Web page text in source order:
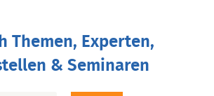
Themen, Experten,
& Seminaren